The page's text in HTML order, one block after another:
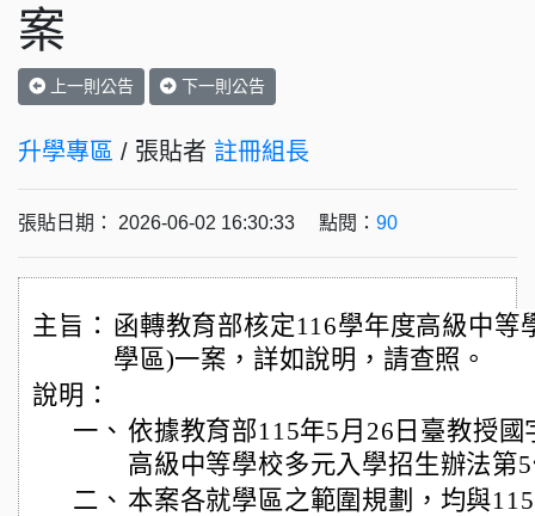
案
上一則公告 下一則公告
升學專區 / 張貼者 註冊組長
張貼日期： 2026-06-02 16:30:33 點閱： 90
主旨： 函轉教育部核定116學年度高級中等
學區)一案，詳如說明，請查照。
說明：
一、 依據教育部115年5月26日臺教授國
高級中等學校多元入學招生辦法第
二、 本案各就學區之範圍規劃，均與